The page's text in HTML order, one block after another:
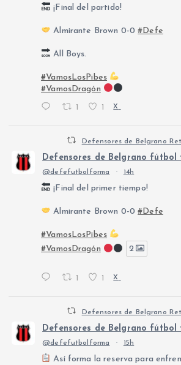
¡Final del partido!
Almirante Brown 0-0#Defe
All Boys.
#VamosLosPibes
#VamosDragón
X
Defensores de Belgrano
Defensores de Belgrano fútbol
@defefutbolforma · 14h
¡Final del primer tiempo!
Almirante Brown 0-0#Defe
#VamosLosPibes
#VamosDragón
2
1 1 X
Defensores de Belgrano
Defensores de Belgrano
@defefutbolforma · 15h
Así forma la reserva para